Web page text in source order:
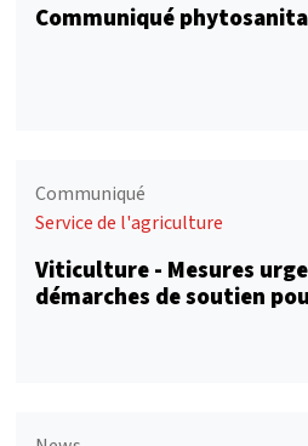
Communiqué
Communiqué
Service de l'agriculture
Viticulture - Mesures
démarches de soutien